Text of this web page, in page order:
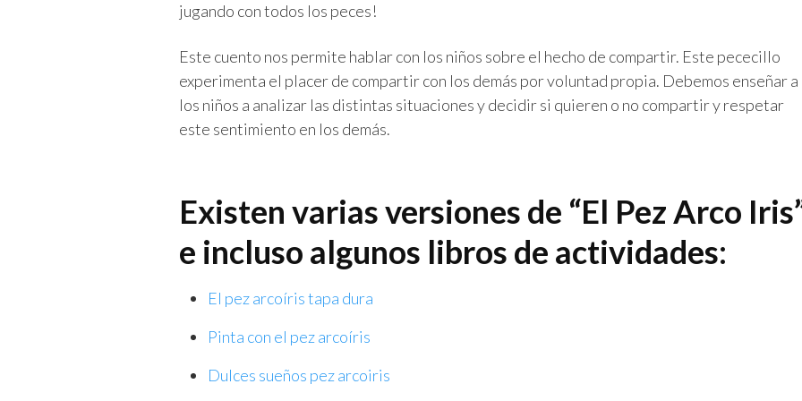
jugando con todos los peces!
Este cuento nos permite hablar con los niños sobre el hecho de compartir. Este pececillo
experimenta el placer de compartir con los demás por voluntad propia. Debemos enseñar a
los niños a analizar las distintas situaciones y decidir si quieren o no compartir y respetar
este sentimiento en los demás.
Existen varias versiones de “El Pez Arco
e incluso algunos libros de actividades:
El pez arcoíris tapa dura
Pinta con el pez arcoíris
Dulces sueños pez arcoiris